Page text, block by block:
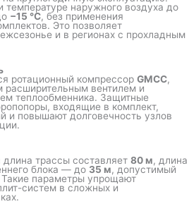
наружного воздуха до
−15 °C, без применения
Это позволяет
и в регионах с прохладным
ротационный компрессор GMCC,
расширительным вентилем и
теплообменника. Защитные
входящие в комплект,
и повышают долговечность узлов
трассы составляет 80 м, длина
блока — до 35 м, допустимый
Такие параметры упрощают
систем в сложных и